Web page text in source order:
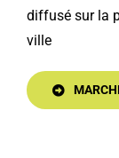
LOISIRS
PUBLICATIONS
diffusé sur la
ville